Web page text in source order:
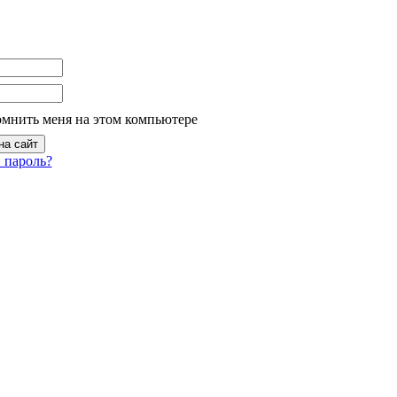
меня на этом компьютере